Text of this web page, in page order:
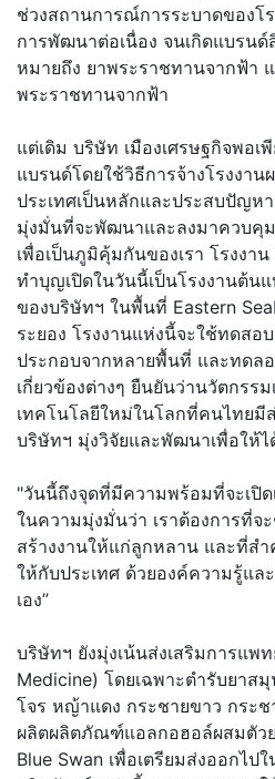
ช่วงสถานการณ์การระบาดของโ
การพัฒนาต่อเนื่อง จนเกิดแบรน
หมายถึง ยาพระราชทานจากฟ้า
พระราชทานจากฟ้า
แต่เดิม บริษัท เมืองเศรษฐกิจพอเ
แบรนด์โดยใช้วิธีการจ้างโรงงาน
ประเทศเป็นหลักและประสบปัญห
มุ่งมั่นที่จะพัฒนาและลงมาควบคุม
เพื่อเป็นภูมิคุ้มกันของเรา โรงงา
ทำบุญเปิดในวันนี้เป็นโรงงานต้น
ของบริษัทฯ ในพื้นที่ Eastern
ระยอง โรงงานแห่งนี้จะใช้ทดสอ
ประกอบจากหลายพื้นที่ และทดล
เกี่ยวข้องต่างๆ ยืนยันว่านวัตกรร
เทคโนโลยีใหม่ในโลกที่คนไทยมี
บริษัทฯ มุ่งวิจัยและพัฒนาเพื่อใ
"วันนี้ถึงจุดที่มีความพร้อมที่จะเปิด
ในความมุ่งมั่นว่า เราต้องการที่จ
สร้างงานให้แก่ลูกหลาน และที่ส
ให้กับประเทศ ด้วยองค์ความรู้แล
เอง”
บริษัทฯ ยังมุ่งเน้นส่งเสริมการแพ
Medicine) โดยเฉพาะตำรับยาส
โจร หญ้าแดง กระชายขาว กระ
ผลิตผลิตภัณฑ์แอลกอฮอล์ผสมตัว
Blue Swan เพื่อเตรียมส่งออกไป